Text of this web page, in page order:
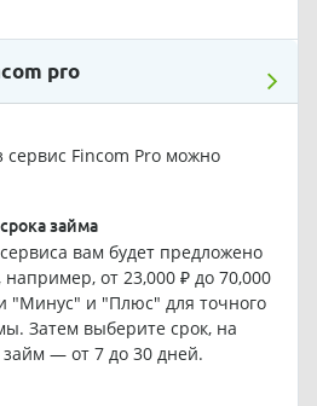
pro
Fincom Pro можно
займа
вам будет предложено
от 23,000 ₽ до 70,000
"Минус" и "Плюс" для точного
Затем выберите срок, на
займ — от 7 до 30 дней.